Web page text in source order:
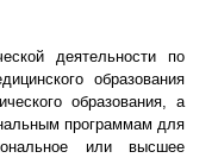
деятельности по
образования
образования, а
программам для
или высшее